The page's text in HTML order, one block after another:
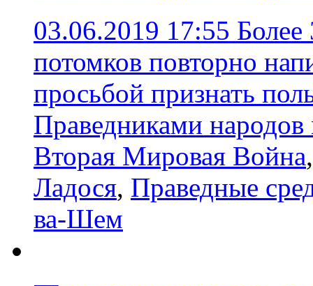
03.06.2019 17:55
потомков повторно
просьбой признать
Праведниками
Вторая Мировая Война
Ладося, Праведные
ва-Шем